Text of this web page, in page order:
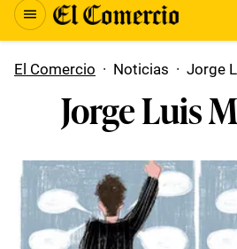
El Comercio · Noticias · Jorge
Jorge Luis